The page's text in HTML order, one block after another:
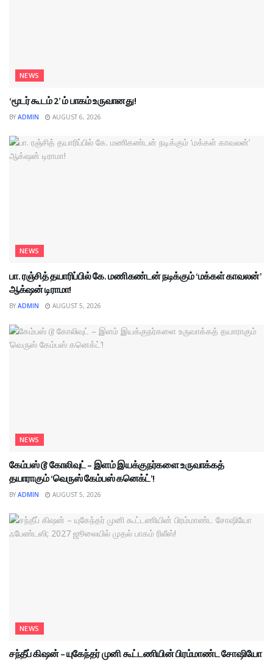
NEWS
‘மூடர் கூடம் 2’ ம் பாகம் உருவானது!
BY ADMIN AUGUST 6, 2026
NEWS
பா. ரஞ்சித் தயாரிப்பில் கே. மணிகண்டன் நடிக்கும் ‘மக்கள் காவலன்’
ஆக்‌ஷன் டிராமா!
BY ADMIN AUGUST 5, 2026
NEWS
கேம்பஸ் டூ கோலிவுட் – இளம் இயக்குநர்களை உருவாக்கத்
தயாராகும் ‘வெருஸ் கேம்பஸ் கனெக்ட்’!
BY ADMIN AUGUST 5, 2026
NEWS
சந்தீப் கிஷன் – யுகேந்தர் முனி கூட்டணியின் பிரம்மாண்ட சோஷியோ